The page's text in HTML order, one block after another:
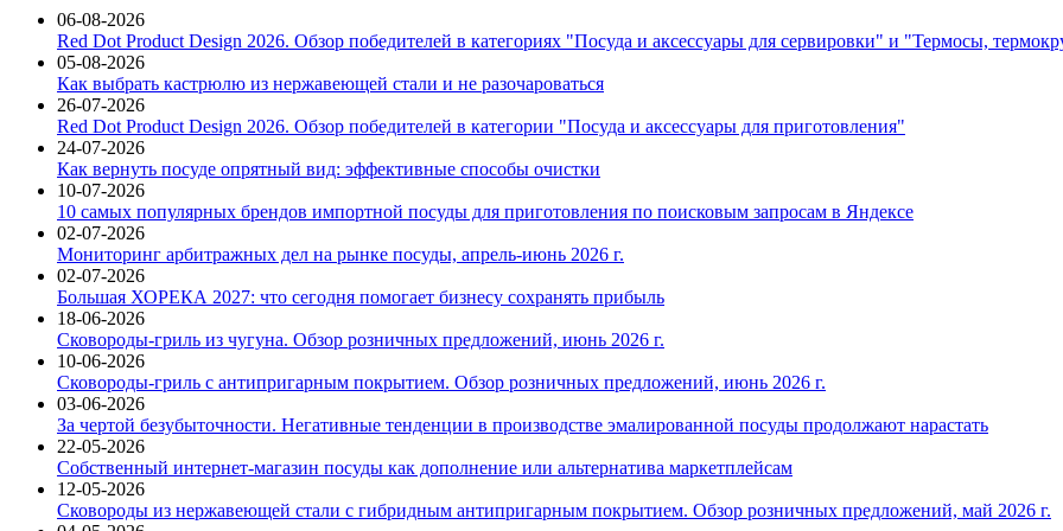
06-08-2026
Red Dot Product Design 2026. Обзор победителей в категориях "Посуда и аксессуары для сервировки" и "Термосы,
05-08-2026
Как выбрать кастрюлю из нержавеющей стали и не разочароваться
26-07-2026
Red Dot Product Design 2026. Обзор победителей в категории "Посуда и аксессуары для приготовления"
24-07-2026
Как вернуть посуде опрятный вид: эффективные способы очистки
10-07-2026
10 самых популярных брендов импортной посуды для приготовления по поисковым запросам в Яндексе
02-07-2026
Мониторинг арбитражных дел на рынке посуды, апрель-июнь 2026 г.
02-07-2026
Большая ХОРЕКА 2027: что сегодня помогает бизнесу сохранять прибыль
18-06-2026
Сковороды-гриль из чугуна. Обзор розничных предложений, июнь 2026 г.
10-06-2026
Сковороды-гриль с антипригарным покрытием. Обзор розничных предложений, июнь 2026 г.
03-06-2026
За чертой безубыточности. Негативные тенденции в производстве эмалированной посуды продолжают нарастать
22-05-2026
Собственный интернет-магазин посуды как дополнение или альтернатива маркетплейсам
12-05-2026
Сковороды из нержавеющей стали с гибридным антипригарным покрытием. Обзор розничных предложений, май 2026 г.